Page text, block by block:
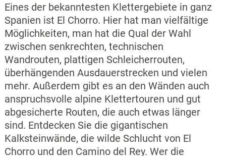
Eines der bekanntesten Klettergebiete in ganz
Spanien ist El Chorro. Hier hat man vielfältige
Möglichkeiten, man hat die Qual der Wahl
zwischen senkrechten, technischen
Wandrouten, plattigen Schleicherrouten,
überhängenden Ausdauerstrecken und vielen
mehr. Außerdem gibt es an den Wänden auch
anspruchsvolle alpine Klettertouren und gut
abgesicherte Routen, die auch etwas länger
sind. Entdecken Sie die gigantischen
Kalksteinwände, die wilde Schlucht von El
Chorro und den Camino del Rey. Wer die